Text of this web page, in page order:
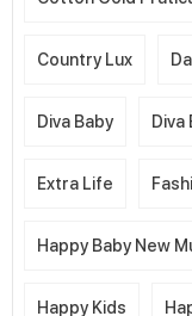
Country Lux
Diva Baby Diva
Extra Life
Happy Baby New
Happy Kids